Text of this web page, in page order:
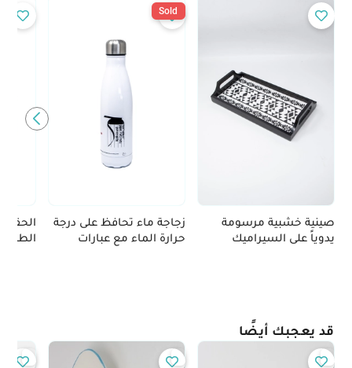
صينية خشبية مرسومة
يدوياً على السيراميك
زجاجة ماء تحافظ على درجة
حرارة الماء مع عبارات
Sold
قد يعجبك أيضًا